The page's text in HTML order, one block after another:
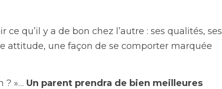
ce qu’il y a de bon chez l’autre : ses qualités, ses
attitude, une façon de se comporter marquée
? »… Un parent prendra de bien meilleures